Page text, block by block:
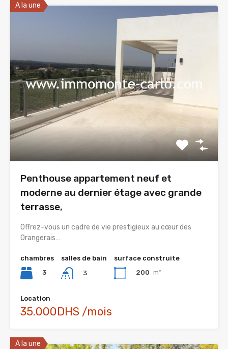
A la une
Penthouse appartement neuf et
moderne au dernier étage avec grande
terrasse,
Offrez-vous un cadre de vie prestigieux au cœur des
Orangerais…
chambres
3
salles de bain
3
surface construite
200 m²
Location
35.000DHS /mois
A la une